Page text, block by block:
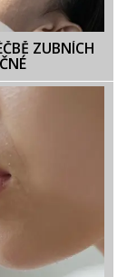
ZUBNÍCH